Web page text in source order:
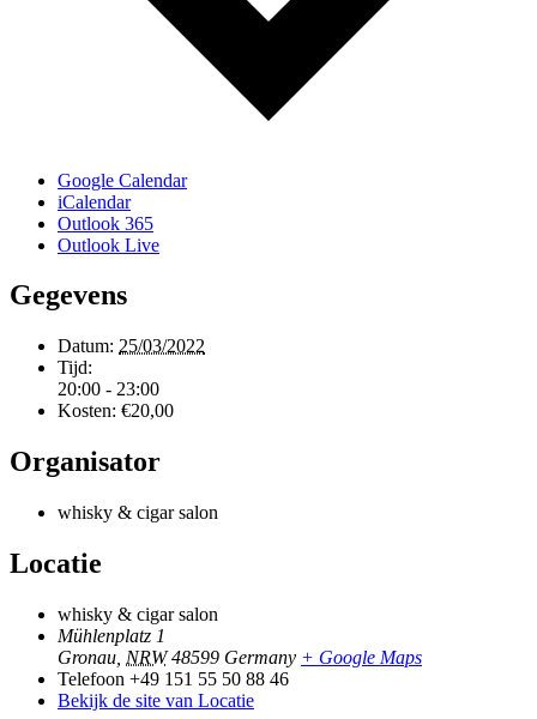
Google Calendar
iCalendar
Outlook 365
Outlook Live
Gegevens
Datum: 25/03/2022
Tijd:
20:00 - 23:00
Kosten: €20,00
Organisator
whisky & cigar salon
Locatie
whisky & cigar salon
Mühlenplatz 1
Gronau NRW 48599 Germany + Google Maps
Telefoon +49 151 55 50 88 46
Bekijk de site van Locatie